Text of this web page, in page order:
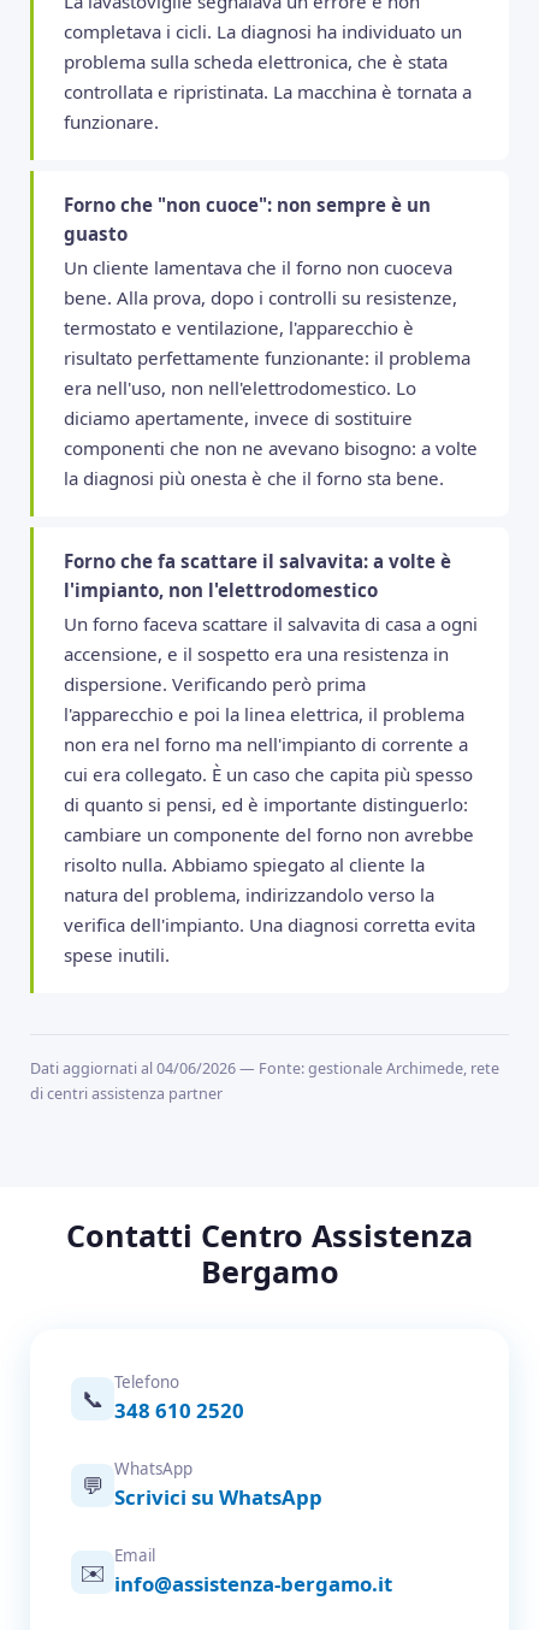
completava i cicli. La diagnosi ha individuato un
problema sulla scheda elettronica, che è stata
controllata e ripristinata. La macchina è tornata a
funzionare.
Forno che "non cuoce": non sempre è un
guasto
Un cliente lamentava che il forno non cuoceva
bene. Alla prova, dopo i controlli su resistenze,
termostato e ventilazione, l'apparecchio è
risultato perfettamente funzionante: il problema
era nell'uso, non nell'elettrodomestico. Lo
diciamo apertamente, invece di sostituire
componenti che non ne avevano bisogno: a volte
la diagnosi più onesta è che il forno sta bene.
Forno che fa scattare il salvavita: a volte è
l'impianto, non l'elettrodomestico
Un forno faceva scattare il salvavita di casa a ogni
accensione, e il sospetto era una resistenza in
dispersione. Verificando però prima
l'apparecchio e poi la linea elettrica, il problema
non era nel forno ma nell'impianto di corrente a
cui era collegato. È un caso che capita più spesso
di quanto si pensi, ed è importante distinguerlo:
cambiare un componente del forno non avrebbe
risolto nulla. Abbiamo spiegato al cliente la
natura del problema, indirizzandolo verso la
verifica dell'impianto. Una diagnosi corretta evita
spese inutili.
Dati aggiornati al 04/06/2026 — Fonte: gestionale Archimede, rete
di centri assistenza partner
Contatti Centro Assistenza
Bergamo
📞
Telefono
348 610 2520
💬
WhatsApp
Scrivici su WhatsApp
✉️
Email
info@assistenza-bergamo.it